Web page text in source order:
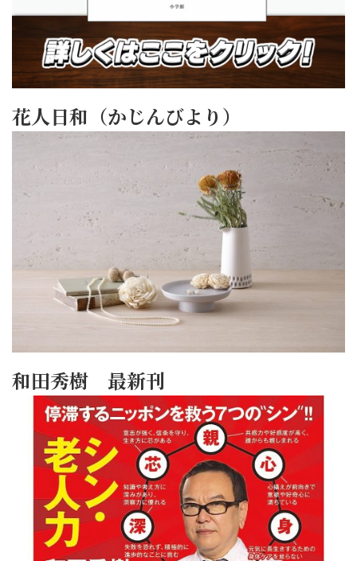
花人日和（かじんびより）
和田秀樹 最新刊